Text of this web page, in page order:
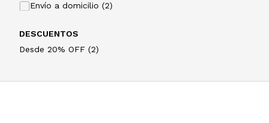
Envío a domicilio (2)
DESCUENTOS
Desde 20% OFF (2)